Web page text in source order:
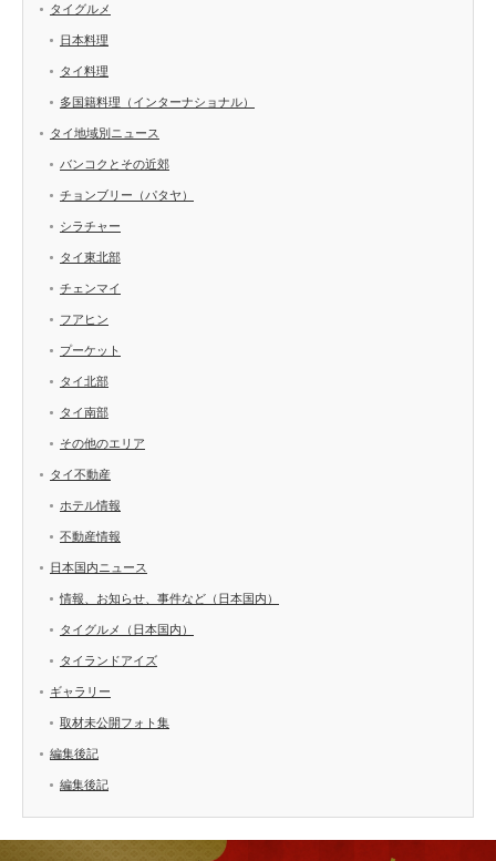
タイグルメ
日本料理
タイ料理
多国籍料理（インターナショナル）
タイ地域別ニュース
バンコクとその近郊
チョンブリー（パタヤ）
シラチャー
タイ東北部
チェンマイ
フアヒン
プーケット
タイ北部
タイ南部
その他のエリア
タイ不動産
ホテル情報
不動産情報
日本国内ニュース
情報、お知らせ、事件など（日本国内）
タイグルメ（日本国内）
タイランドアイズ
ギャラリー
取材未公開フォト集
編集後記
編集後記